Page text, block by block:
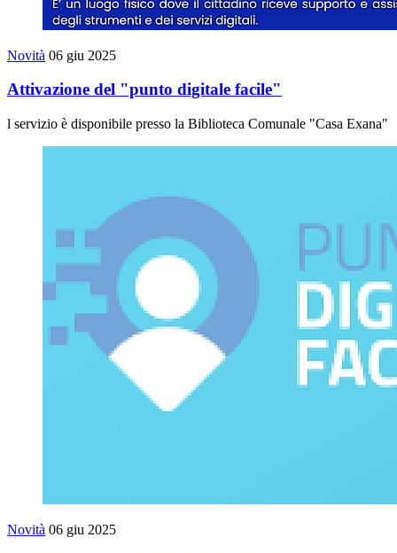
Novità 06 giu 2025
Attivazione del "punto digitale facile"
l servizio è disponibile presso la Biblioteca Comunale "Casa Exana"
Novità 06 giu 2025